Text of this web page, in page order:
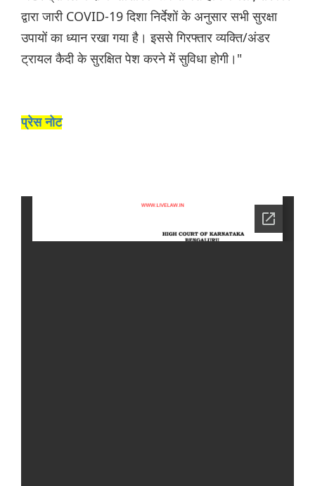
द्वारा जारी COVID-19 दिशा निर्देशों के अनुसार सभी सुरक्षा
उपायों का ध्यान रखा गया है। इससे गिरफ्तार व्यक्ति/अंडर
ट्रायल कैदी के सुरक्षित पेश करने में सुविधा होगी।"
प्रेस नोट